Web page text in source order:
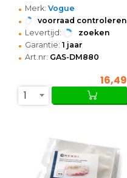
• Merk: Vogue
• voorraad controleren
• Levertijd: zoeken
• Garantie: 1 jaar
• Art.nr: GAS-DM880
16,49
1